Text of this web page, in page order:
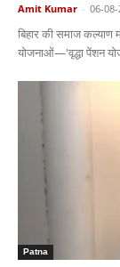
Amit Kumar - 06-
बिहार की समाज कल्याण
योजनाओं—'वृद्धा पेंशन
Patna